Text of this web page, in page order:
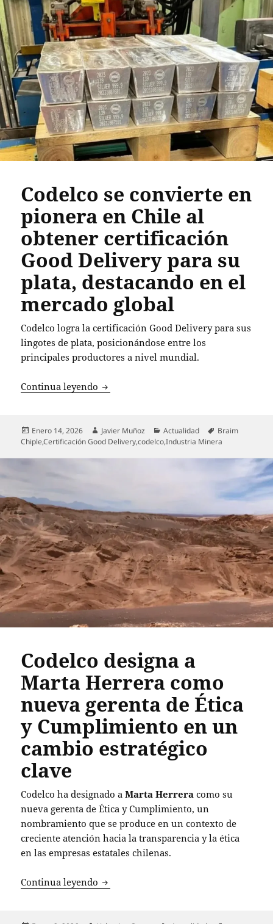
Codelco se convierte en
pionera en Chile al
obtener certificación
Good Delivery para su
plata, destacando en el
mercado global
Codelco logra la certificación Good Delivery para sus
lingotes de plata, posicionándose entre los
principales productores a nivel mundial.
Continua leyendo Codelco se convierte en pionera en
Publicado
el
Enero 14, 2026 Autor
Javier Muñoz Categorías
Actualidad Etiquetas
Braim
Chiple,Certificación Good Delivery,codelco,Industria Minera
Codelco designa a
Marta Herrera como
nueva gerenta de Ética
y Cumplimiento en un
cambio estratégico
clave
Codelco ha designado aMarta Herrera como su
nueva gerenta de Ética y Cumplimiento, un
nombramiento que se produce en un contexto de
creciente atención hacia la transparencia y la ética
en las empresas estatales chilenas.
Continua leyendo Codelco designa a Marta Herrera